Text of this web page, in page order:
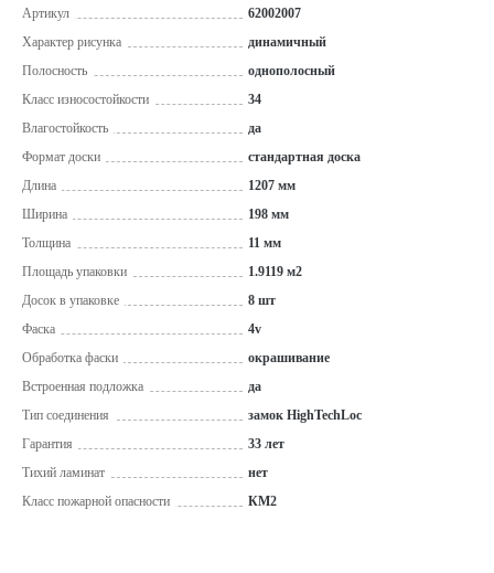
Артикул
62002007
Характер рисунка
динамичный
Полосность
однополосный
Класс износостойкости
34
Влагостойкость
да
Формат доски
стандартная доска
Длина
1207 мм
Ширина
198 мм
Толщина
11 мм
Площадь упаковки
1.9119 м2
Досок в упаковке
8 шт
Фаска
4v
Обработка фаски
окрашивание
Встроенная подложка
да
Тип соединения
замок HighTechLoc
Гарантия
33 лет
Тихий ламинат
нет
Класс пожарной опасности
КМ2